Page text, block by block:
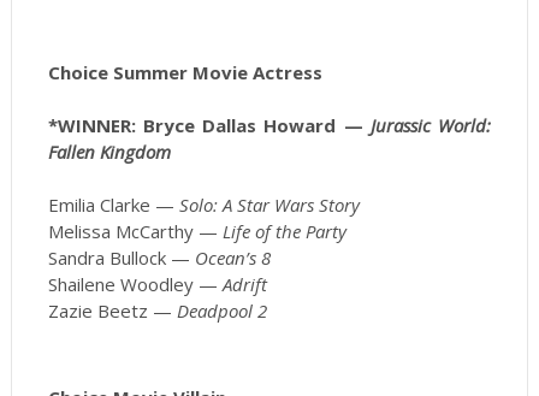
Choice Summer Movie Actress
*WINNER: Bryce Dallas Howard — Jurassic World:
Fallen Kingdom
Emilia Clarke — Solo: A Star Wars Story
Melissa McCarthy — Life of the Party
Sandra Bullock — Ocean’s 8
Shailene Woodley —Adrift
Zazie Beetz — Deadpool 2